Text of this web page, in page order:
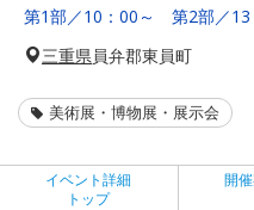
第1部／10：00～ 第2部／
三重県員弁郡東員町
美術展・博物展・展示会
イベント詳細
トップ
開